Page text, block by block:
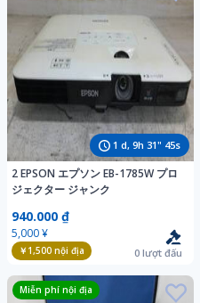
1 d, 9h 31" 44s
2 EPSON エプソン EB-1785W プロ
ジェクター ジャンク
940.000 ₫
5,000 ¥
￥1,500nội địa 0 lượt đấu
Miễn phí nội địa